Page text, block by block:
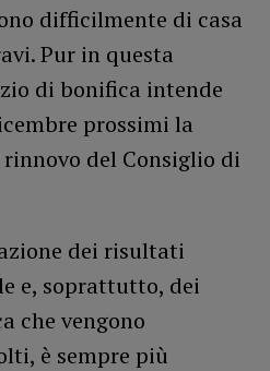
difficilmente di casa
Pur in questa
di bonifica intende
prossimi la
del Consiglio di
dei risultati
e, soprattutto, dei
che vengono
è sempre più